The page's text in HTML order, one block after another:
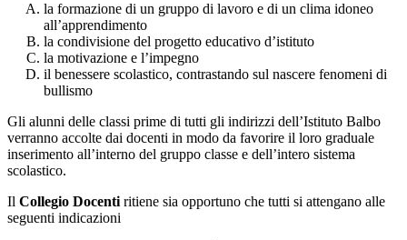
la formazione di un gruppo di lavoro e di un clima idoneo
all’apprendimento
la condivisione del progetto educativo d’istituto
la motivazione e l’impegno
il benessere scolastico, contrastando sul nascere fenomeni di
bullismo
Gli alunni delle classi prime di tutti gli indirizzi dell’Istituto Balbo
verranno accolte dai docenti in modo da favorire il loro graduale
inserimento all’interno del gruppo classe e dell’intero sistema
scolastico.
Il Collegio Docenti ritiene sia opportuno che tutti si attengano alle
seguenti indicazioni